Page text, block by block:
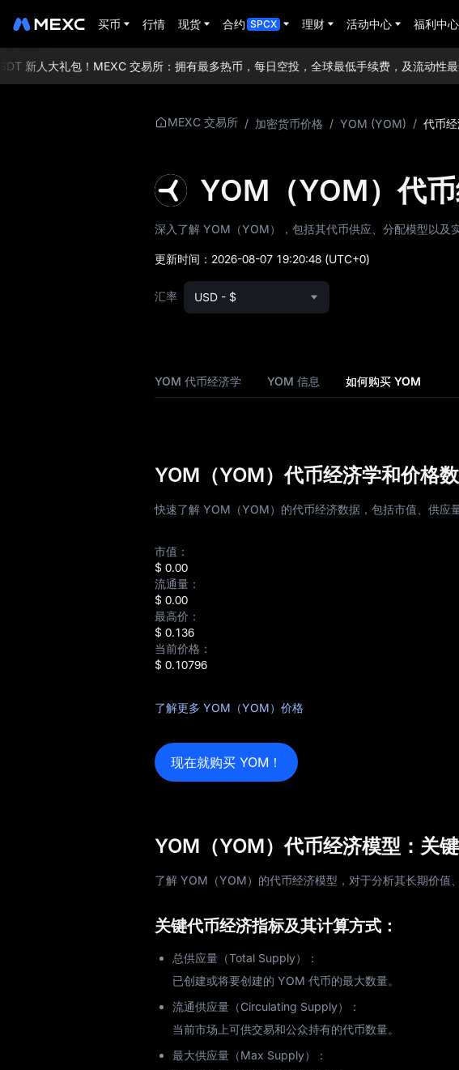
买币 行情 现货 合约 SPCX 理财 活动中心 福利中心
新人大礼包！MEXC 交易所：拥有最多热币，每日空投，全球最低手续费，及流动性最全
MEXC 交易所 / 加密货币价格 / YOM (YOM) / 代币
YOM（YOM）代
深入了解 YOM（YOM），包括其代币供应、分配模型以及
更新时间： 2026-08-07 19:20:48 (UTC+0)
汇率 USD - $
YOM 代币经济学 YOM 信息 如何购买 YOM
YOM（YOM）代币经济学和价格
快速了解 YOM（YOM）的代币经济数据，包括市值、供应
市值：
$ 0.00
流通量：
$ 0.00
最高价：
$ 0.136
当前价格：
$ 0.10796
了解更多 YOM（YOM）价格
现在就购买 YOM！
YOM（YOM）代币经济模型：关
了解 YOM（YOM）的代币经济模型，对于分析其长期价值
关键代币经济指标及其计算方式：
总供应量（Total Supply）：
已创建或将要创建的 YOM 代币的最大数量。
流通供应量（Circulating Supply）：
当前市场上可供交易和公众持有的代币数量。
最大供应量（Max Supply）：